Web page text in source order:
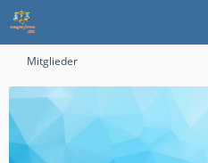
Mitglieder